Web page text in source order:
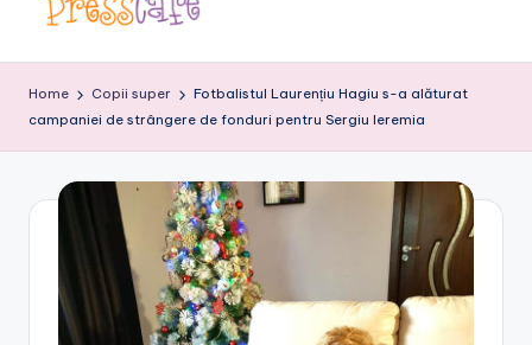
r
e
s
urbane
Home Copii super
Fotbalistul Laurențiu Hagiu s-a alăturat
campaniei de strângere de fonduri pentru Sergiu Ieremia